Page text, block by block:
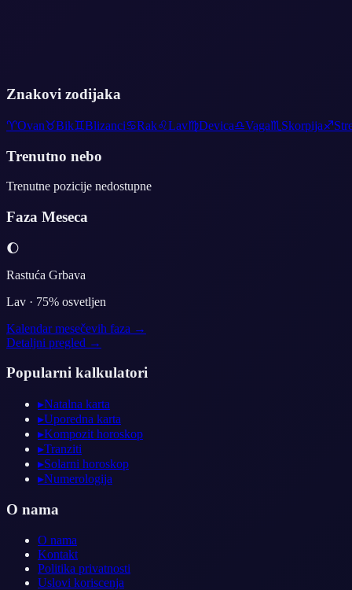
Znakovi zodijaka
♈Ovan♉Bik♊Blizanci♋Rak♌Lav♍Devica♎Vaga♏ Skorpija♐
Trenutno nebo
Trenutne pozicije nedostupne
Faza Meseca
🌔
Rastuća Grbava
Lav · 75% osvetljen
Kalendar mesečevih faza →
Detaljni pregled →
Popularni kalkulatori
▸Natalna karta
▸Uporedna karta
▸Kompozit horoskop
▸Tranziti
▸Solarni horoskop
▸Numerologija
O nama
O nama
Kontakt
Politika privatnosti
Uslovi koriscenja